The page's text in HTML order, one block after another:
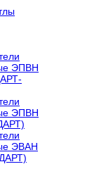
ЭПВН
ЭПВН
ЭВАН